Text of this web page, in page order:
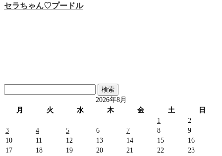
セラちゃん♡プードル
索:
2026年8月
月
火 水 木 金 土
日
1
2
3
4 5 6 7 8
9
10
11 12 13 14 15
16
17
18 19 20 21 22
23